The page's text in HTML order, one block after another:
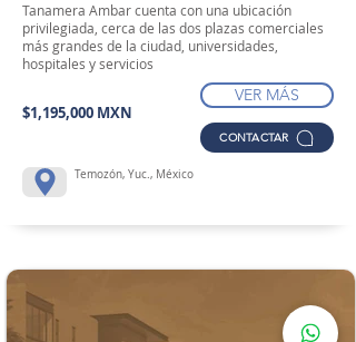
Tanamera Ambar cuenta con una ubicación
privilegiada, cerca de las dos plazas comerciales
más grandes de la ciudad, universidades,
hospitales y servicios
$1,195,000 MXN
VER MÁS
CONTACTAR
Temozón, Yuc., México